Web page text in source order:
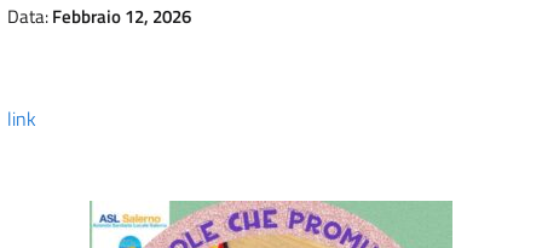
Data:Febbraio 12, 2026
link